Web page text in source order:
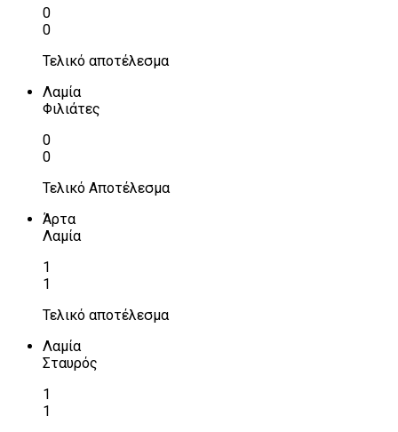
0
0
Τελικό αποτέλεσμα
Λαμία
Φιλιάτες
0
0
Τελικό Αποτέλεσμα
Άρτα
Λαμία
1
1
Τελικό αποτέλεσμα
Λαμία
Σταυρός
1
1